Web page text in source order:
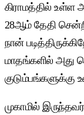
கிராமத்தில் உள்ள
28ஆம் தேதி
நான்
மாதங்களில் அது
குடும்பங்களுக்கு
முகாமில்